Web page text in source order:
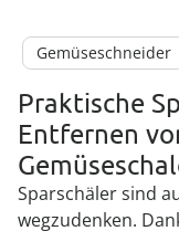
Gemüseschneider
Praktische
Entfernen
Sparschäler sind
wegzudenken.